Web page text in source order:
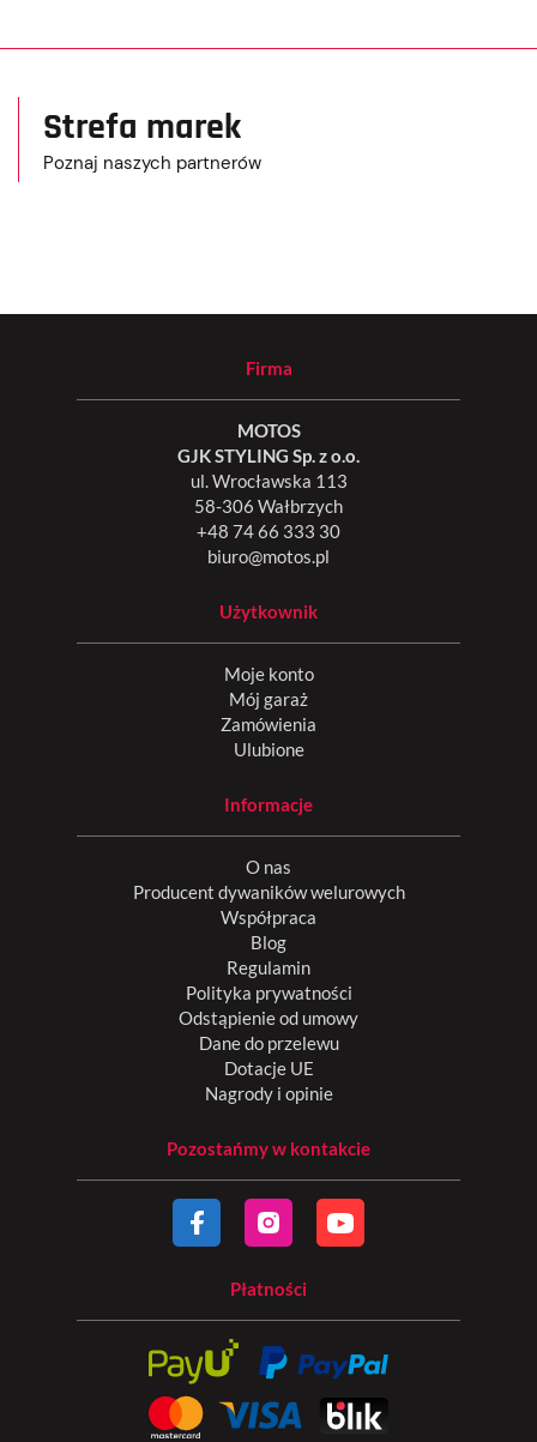
Strefa marek
Poznaj naszych partnerów
Firma
MOTOS
GJK STYLING Sp. z o.o.
ul. Wrocławska 113
58-306 Wałbrzych
+48 74 66 333 30
biuro@motos.pl
Użytkownik
Moje konto
Mój garaż
Zamówienia
Ulubione
Informacje
O nas
Producent dywaników welurowych
Współpraca
Blog
Regulamin
Polityka prywatności
Odstąpienie od umowy
Dane do przelewu
Dotacje UE
Nagrody i opinie
Pozostańmy w kontakcie
Płatności